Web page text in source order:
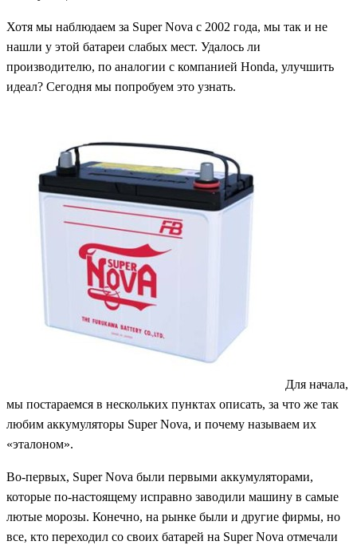
Хотя мы наблюдаем за Super Nova с 2002 года, мы так и не
нашли у этой батареи слабых мест. Удалось ли
производителю, по аналогии с компанией Honda, улучшить
идеал? Сегодня мы попробуем это узнать.
Для начала,
мы постараемся в нескольких пунктах описать, за что же так
любим аккумуляторы Super Nova, и почему называем их
«эталоном».
Во-первых, Super Nova были первыми аккумуляторами,
которые по-настоящему исправно заводили машину в самые
лютые морозы. Конечно, на рынке были и другие фирмы, но
все, кто переходил со своих батарей на Super Nova отмечали